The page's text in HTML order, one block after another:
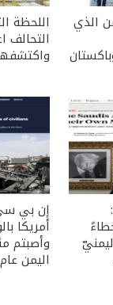
الذي اللحظة
التحالف
إن بي
أمريكا
وأصبتم
اليمن عام 2025